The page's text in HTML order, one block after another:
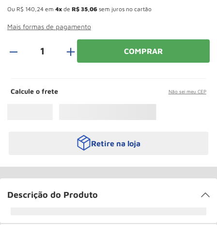
Ou R$ 140 24 em 4 de R$ 35 06 sem juros no cartão
Mais formas de pagamento
＋ COMPRAR
Calcule o frete Não sei meu CEP
Retire na loja
Descrição do Produto
10º Roda